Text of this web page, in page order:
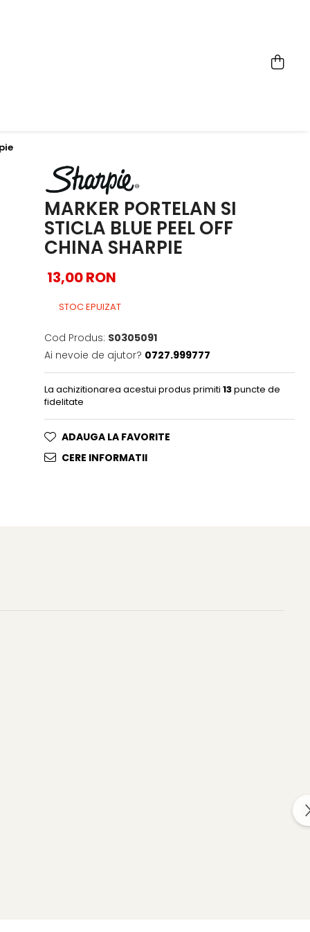
MARKER PORTELAN SI
STICLA BLUE PEEL OFF
CHINA SHARPIE
13,00 RON
STOC EPUIZAT
Cod Produs: S0305091
Ai nevoie de ajutor? 0727.999777
La achizitionarea acestui produs primiti13puncte de
fidelitate
ADAUGA LA FAVORITE
CERE INFORMATII